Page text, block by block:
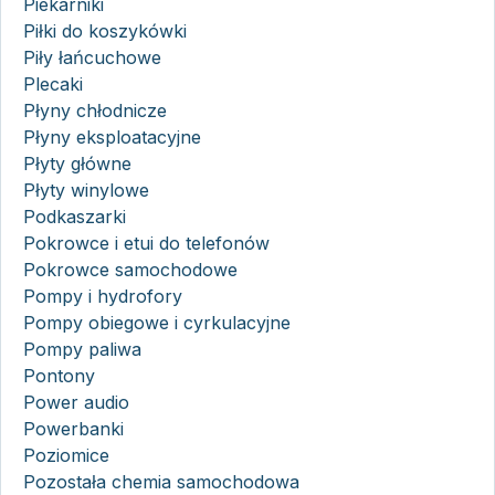
Piekarniki
Piłki do koszykówki
Piły łańcuchowe
Plecaki
Płyny chłodnicze
Płyny eksploatacyjne
Płyty główne
Płyty winylowe
Podkaszarki
Pokrowce i etui do telefonów
Pokrowce samochodowe
Pompy i hydrofory
Pompy obiegowe i cyrkulacyjne
Pompy paliwa
Pontony
Power audio
Powerbanki
Poziomice
Pozostała chemia samochodowa